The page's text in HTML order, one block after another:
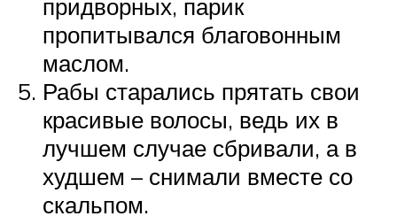
придворных, парик
пропитывался благовонным
маслом.
Рабы старались прятать свои
красивые волосы, ведь их в
лучшем случае сбривали, а в
худшем – снимали вместе со
скальпом.